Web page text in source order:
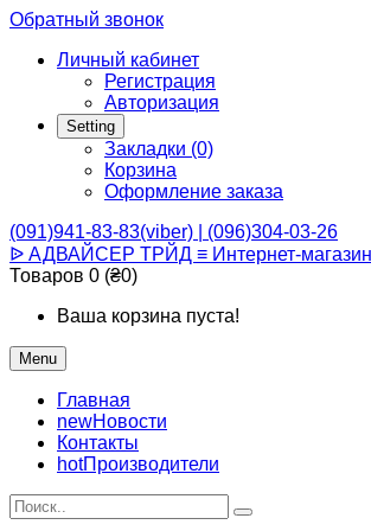
Обратный звонок
Личный кабинет
Регистрация
Авторизация
Setting
Закладки (0)
Корзина
Оформление заказа
(091)941-83-83(viber) | (096)304-03-26
ᐉ АДВАЙСЕР ТРЙД ≡ Интернет-магазин
Товаров 0 (₴0)
Ваша корзина пуста!
Menu
Главная
newНовости
Контакты
hotПроизводители